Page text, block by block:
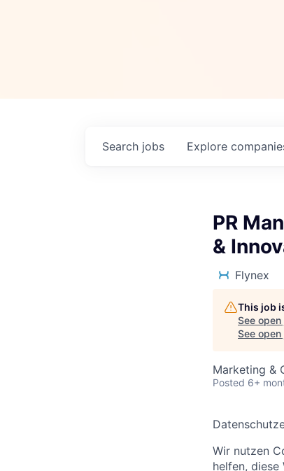
Search jobs Explore
PR
&
Flynex
This job
See
See
Marketing &
Posted 6+
Wir nutzen
helfen, diese